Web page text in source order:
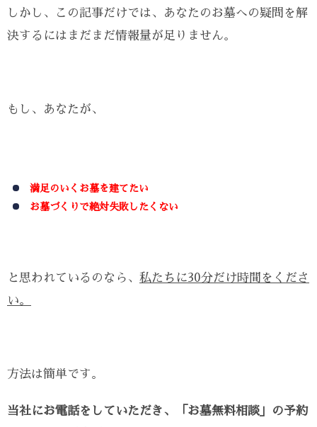
しかし、この記事だけでは、あなたのお墓への疑問を解
決するにはまだまだ情報量が足りません。
もし、あなたが、
満足のいくお墓を建てたい
お墓づくりで絶対失敗したくない
と思われているのなら、 私たちに30分だけ時間をくださ
い。
方法は簡単です。
当社にお電話をしていただき、「お墓無料相談」の予約